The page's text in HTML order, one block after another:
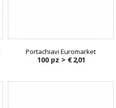
Portachiavi Euromarket
100 pz > € 2,01